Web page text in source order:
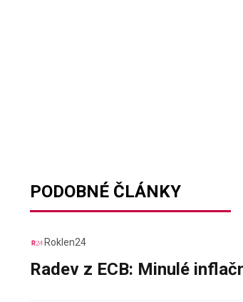
PODOBNÉ ČLÁNKY
Roklen24
Radev z ECB: Minulé